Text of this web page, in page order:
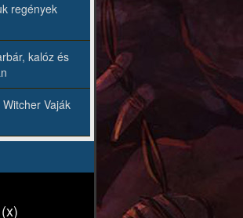
regények
kalóz és
Vaják